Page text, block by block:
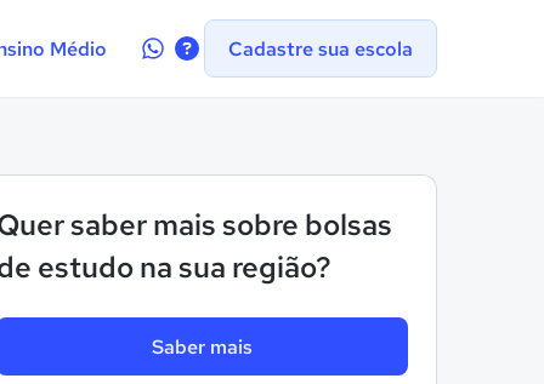
Médio
Contate-Cadastre sua escola
saber mais sobre bolsas
estudo na sua região?
Saber mais